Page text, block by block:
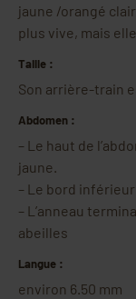
jaune /orangé
plus vive, mais
Taille :
Son arrière-train
Abdomen :
– Le haut de
jaune.
– Le bord
– L’anneau
abeilles
Langue :
environ 6.50 mm